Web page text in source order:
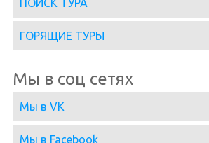
ПОИСК ТУРА
ГОРЯЩИЕ ТУРЫ
Мы в соц сетях
Мы в VK
Мы в Facebook